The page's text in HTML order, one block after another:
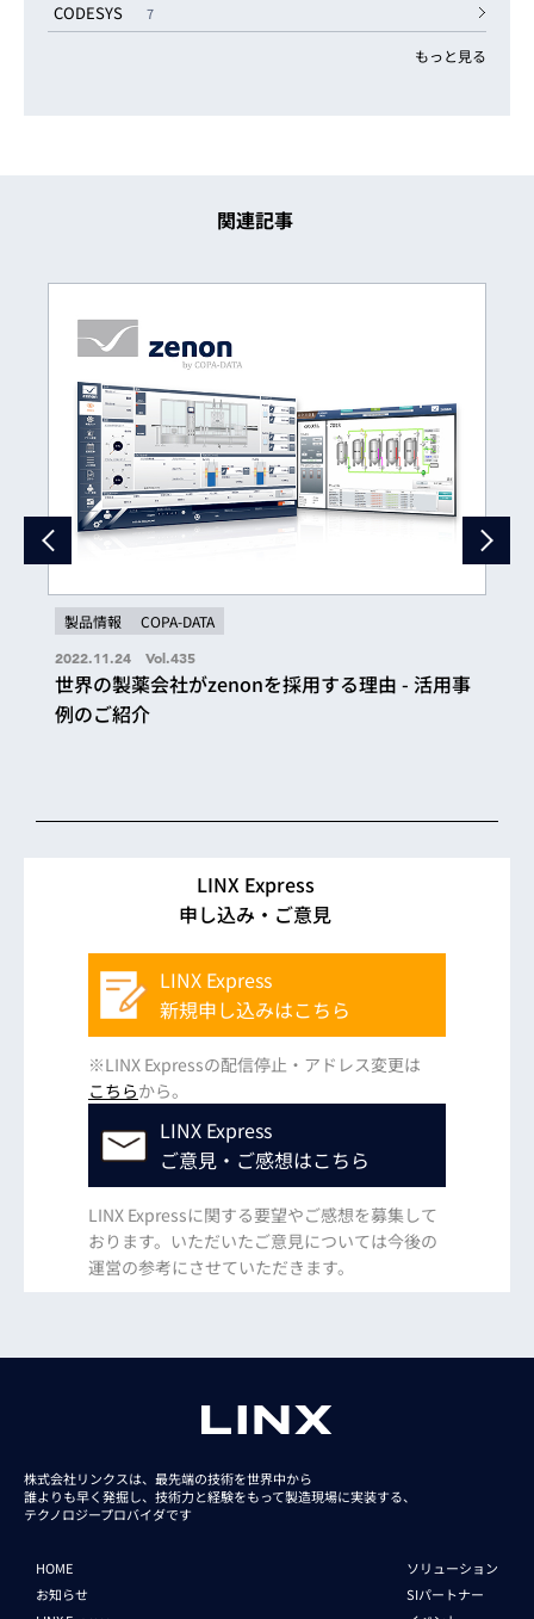
CODESYS 7
もっと見る
関連記事
製品情報 COPA-DATA
2022.11.24 Vol.435
世界の製薬会社がzenonを採用する理由 - 活用事
例のご紹介
LINX Express
申し込み・ご意見
LINX Express
新規申し込みはこちら
※LINX Expressの配信停止・アドレス変更は
こちらから。
LINX Express
ご意見・ご感想はこちら
LINX Expressに関する要望やご感想を募集して
おります。いただいたご意見については今後の
運営の参考にさせていただきます。
株式会社リンクスは、最先端の技術を世界中から
誰よりも早く発掘し、技術力と経験をもって製造現場に実装する、
テクノロジープロバイダです
HOME
お知らせ
ソリューション
SIパートナー